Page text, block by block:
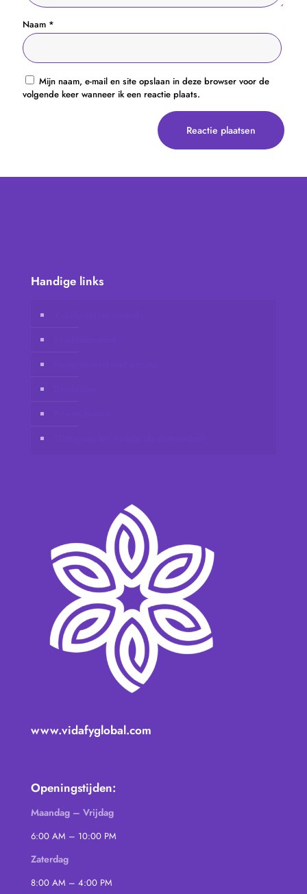
Naam *
Mijn naam, e-mail en site opslaan in deze browser voor de
volgende keer wanneer ik een reactie plaats.
Handige links
www.vidafyglobal.com
Openingstijden:
Maandag – Vrijdag
6:00 AM – 10:00 PM
Zaterdag
8:00 AM – 4:00 PM